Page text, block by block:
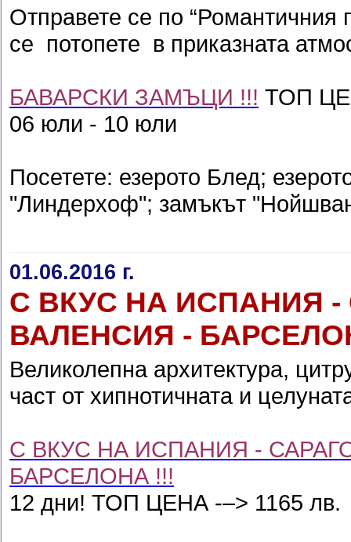
Отправете се по “Романтичния
се потопете в приказната
БАВАРСКИ ЗАМЪЦИ !!! ТОП
06 юли - 10 юли
Посетете: езерото Блед;
"Линдерхоф"; замъкът
01.06.2016 г.
С ВКУС НА ИСПАНИЯ
ВАЛЕНСИЯ -
Великолепна архитектура,
част от хипнотичната и
С ВКУС НА ИСПАНИЯ -
БАРСЕЛОНА !!!
12 дни! ТОП ЦЕНА -–> 1165 лв.